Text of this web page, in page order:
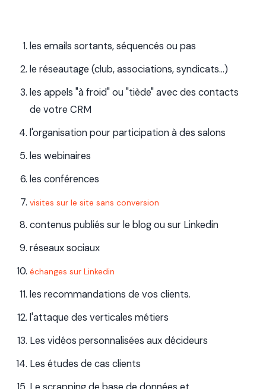
les emails sortants, séquencés ou pas
le réseautage (club, associations, syndicats...)
les appels "à froid" ou "tiède" avec des contacts
de votre CRM
l'organisation pour participation à des salons
les webinaires
les conférences
visites sur le site sans conversion
contenus publiés sur le blog ou sur Linkedin
réseaux sociaux
échanges sur Linkedin
les recommandations de vos clients.
l'attaque des verticales métiers
Les vidéos personnalisées aux décideurs
Les études de cas clients